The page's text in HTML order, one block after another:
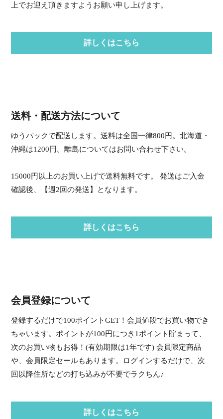
上でお迎え頂きますようお願い申し上げます。
詳しくはこちら
送料・配送方法について
ゆうパックで配送します。送料は全国一律800円。北海道・
沖縄は1200円。離島についてはお問い合わせ下さい。
15000円以上のお買い上げで送料無料です。 発送はご入金
確認後、【週2回の発送】となります。
詳しくはこちら
会員登録について
登録するだけで100ポイントGET！会員値段でお買い物でき
ちゃいます。ポイントが100円につき1ポイント貯まって、
次のお買い物もお得！(有効期限は1年です) 会員限定商品
や、会員限定セールもあります。ログインするだけで、次
回以降住所などの打ち込みが不要でラクちん♪
詳しくはこちら